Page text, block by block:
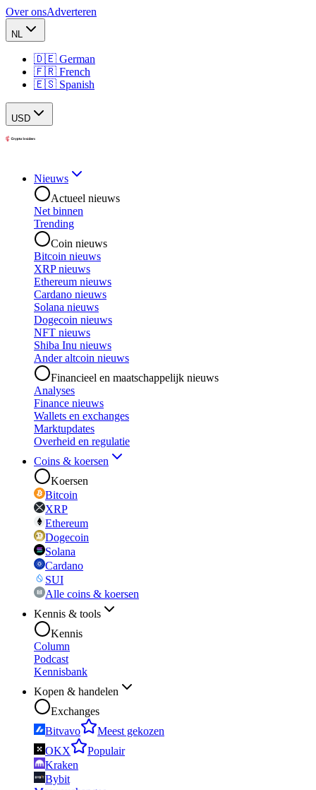
Over onsAdverteren
NL
🇩🇪 German
🇫🇷 French
🇪🇸 Spanish
USD
Nieuws
Actueel nieuws
Net binnen
Trending
Coin nieuws
Bitcoin nieuws
XRP nieuws
Ethereum nieuws
Cardano nieuws
Solana nieuws
Dogecoin nieuws
NFT nieuws
Shiba Inu nieuws
Ander altcoin nieuws
Financieel en maatschappelijk nieuws
Analyses
Finance nieuws
Wallets en exchanges
Marktupdates
Overheid en regulatie
Coins & koersen
Koersen
Bitcoin
XRP
Ethereum
Dogecoin
Solana
Cardano
SUI
Alle coins & koersen
Kennis & tools
Kennis
Column
Podcast
Kennisbank
Kopen & handelen
Exchanges
Bitvavo
Meest gekozen
OKX
Populair
Kraken
Bybit